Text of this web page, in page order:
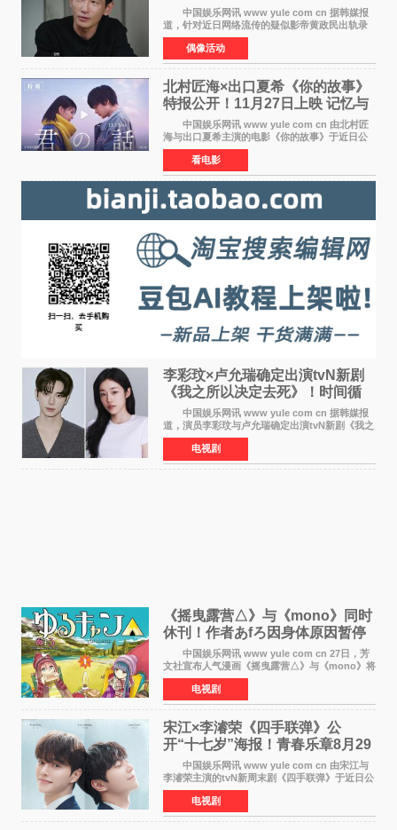
中国娱乐网讯 www yule com cn 据韩媒报
道，针对近日网络流传的疑似影帝黄政民出轨录
音及短信爆料，黄政民所属经纪公司于今日正式
发表声明，明确否认相关传闻。 公司表示，
爆料者是一名长
偶像活动
北村匠海×出口夏希《你的故事》
特报公开！11月27日上映 记忆与
初恋的奇幻交织
中国娱乐网讯 www yule com cn 由北村匠
海与出口夏希主演的电影《你的故事》于近日公
开特报影像，正式定档11月27日上映。 本片
改编自三秋缒同名小说，编剧由曾执笔《孤独摇
滚！》的吉田惠
看电影
李彩玟×卢允瑞确定出演tvN新剧
《我之所以决定去死》！时间循
环青春爱情来袭
中国娱乐网讯 www yule com cn 据韩媒报
道，演员李彩玟与卢允瑞确定出演tvN新剧《我之
所以决定去死》，分别担任男女主角。该剧预计
将于明年播出，引发观众期待。 本剧改编自
NAVER同名人气
电视剧
《摇曳露营△》与《mono》同时
休刊！作者あfろ因身体原因暂停
双连载
中国娱乐网讯 www yule com cn 27日，芳
文社宣布人气漫画《摇曳露营△》与《mono》将
暂停连载一段时间，原因是漫画家あfろ身体状况
不佳。 编辑部表示：一直承蒙各位对
《mono》的喜爱，
电视剧
宋江×李濬荣《四手联弹》公
开“十七岁”海报！青春乐章8月29
日奏响
中国娱乐网讯 www yule com cn 由宋江与
李濬荣主演的tvN新周末剧《四手联弹》于近日公
开十七岁版海报，以充满青春气息的画面再度点
燃观众期待。 海报中，宋江与李濬荣并肩站
在音乐教室的
电视剧